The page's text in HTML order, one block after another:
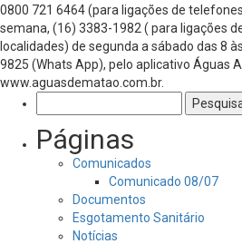
0800 721 6464 (para ligações de
semana, (16) 3383-1982 ( para ligações
localidades) de segunda a sábado das 8
9825 (Whats App), pelo aplicativo Águas
www.aguasdematao.com.br.
por:
Páginas
Comunicados
Comunicado 08/07
Documentos
Esgotamento Sanitário
Notícias